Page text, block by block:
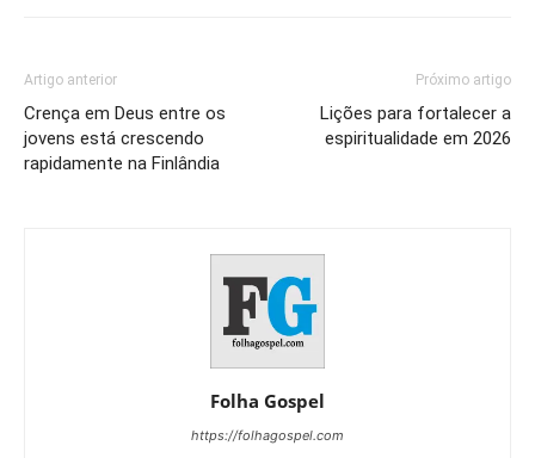
Artigo anterior
Crença em Deus entre os
jovens está crescendo
rapidamente na Finlândia
Próximo artigo
Lições para fortalecer a
espiritualidade em 2026
Folha Gospel
https://folhagospel.com